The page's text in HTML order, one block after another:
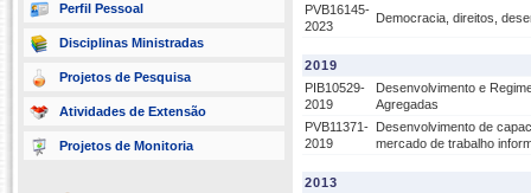
Perfil Pessoal
Disciplinas Ministradas
Projetos de Pesquisa
Atividades de Extensão
Projetos de Monitoria
PVB16145-
2023
Democracia, direitos,
2019
PIB10529-
2019
Desenvolvimento e
Agregadas
PVB11371-
2019
Desenvolvimento de
mercado de trabalho
2013